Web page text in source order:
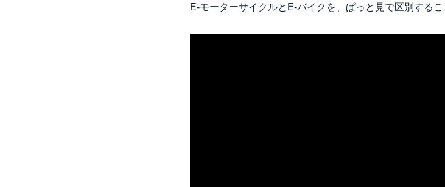
E-モーターサイクルとE-バイクを、ぱっと見で区別する